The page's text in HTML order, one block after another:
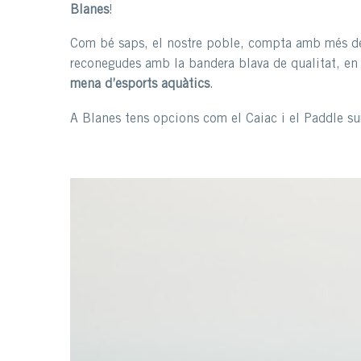
Blanes!
Com bé saps, el nostre poble, compta amb més
reconegudes amb la bandera blava de qualitat,
mena d’esports aquàtics.
A Blanes tens opcions com el Caiac i el Paddle